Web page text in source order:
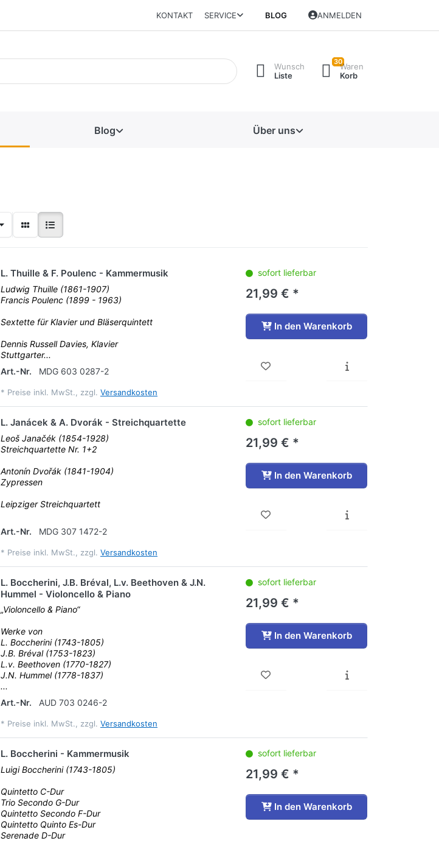
KONTAKT SERVICE BLOG ANMELDEN
Wunsch
Liste
30Waren
Korb
Blog Über uns
L. Thuille & F. Poulenc - Kammermusik
Ludwig Thuille (1861-1907)
Francis Poulenc (1899 - 1963)
Sextette für Klavier und Bläserquintett
Dennis Russell Davies, Klavier
Stuttgarter...
Art.-Nr.
MDG 603 0287-2
* Preise inkl. MwSt., zzgl. Versandkosten
sofort lieferbar
21,99 € *
In den Warenkorb
L. Janácek & A. Dvorák - Streichquartette
Leoš Janačék (1854-1928)
Streichquartette Nr. 1+2
Antonín Dvořák (1841-1904)
Zypressen
Leipziger Streichquartett
Art.-Nr. MDG 307 1472-2
* Preise inkl. MwSt., zzgl. Versandkosten
sofort lieferbar
21,99 € *
In den Warenkorb
L. Boccherini, J.B. Bréval, L.v. Beethoven & J.N.
Hummel - Violoncello & Piano
„Violoncello & Piano“
Werke von
L. Boccherini (1743-1805)
J.B. Bréval (1753-1823)
L.v. Beethoven (1770-1827)
J.N. Hummel (1778-1837)
...
Art.-Nr.
AUD 703 0246-2
* Preise inkl. MwSt., zzgl. Versandkosten
sofort lieferbar
21,99 € *
In den Warenkorb
L. Boccherini - Kammermusik
Luigi Boccherini (1743-1805)
Quintetto C-Dur
Trio Secondo G-Dur
Quintetto Secondo F-Dur
Quintetto Quinto Es-Dur
Serenade D-Dur
sofort lieferbar
21,99 € *
In den Warenkorb